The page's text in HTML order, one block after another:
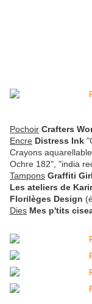
Pochoir Crafters
Encre Distress Ink
Crayons
Ochre 182", "india
Tampons Graffiti Girl
Les ateliers de
Florilèges Design
Dies Mes p'tits